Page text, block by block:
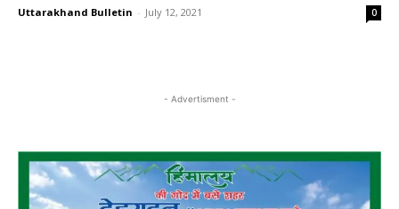
Uttarakhand Bulletin - July 12, 2021 0
- Advertisment -